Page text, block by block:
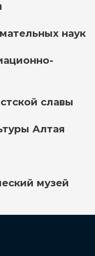
наук
славы
Алтая
музей